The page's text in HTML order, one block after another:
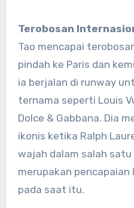
Terobosan
Tao mencapai
pindah ke Paris dan
ia berjalan di runway
ternama seperti Louis
Dolce & Gabbana. Dia
ikonis ketika Ralph
wajah dalam salah
merupakan pencapaian
pada saat itu.